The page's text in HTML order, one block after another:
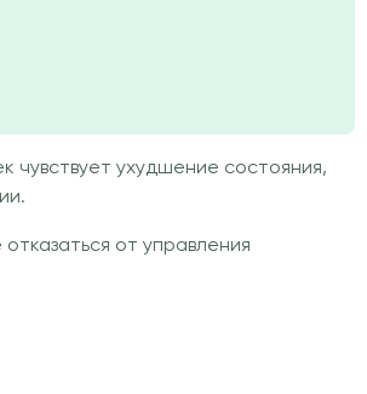
чувствует ухудшение состояния,
от управления